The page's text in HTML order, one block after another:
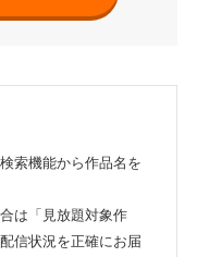
索機能から作品名を
は「見放題対象作
信状況を正確にお届